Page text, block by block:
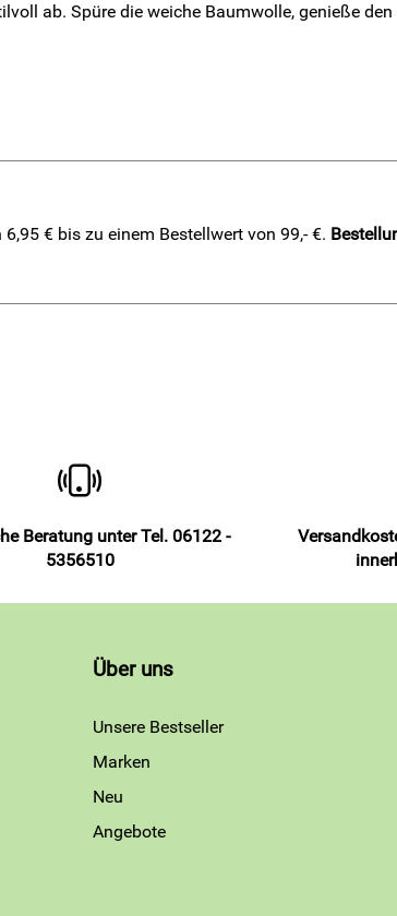
ab. Spüre die weiche Baumwolle, genieße
€ bis zu einem Bestellwert von 99,- €.
Beratung unter Tel. 06122 -
5356510
Über uns
Unsere Bestseller
Marken
Neu
Angebote